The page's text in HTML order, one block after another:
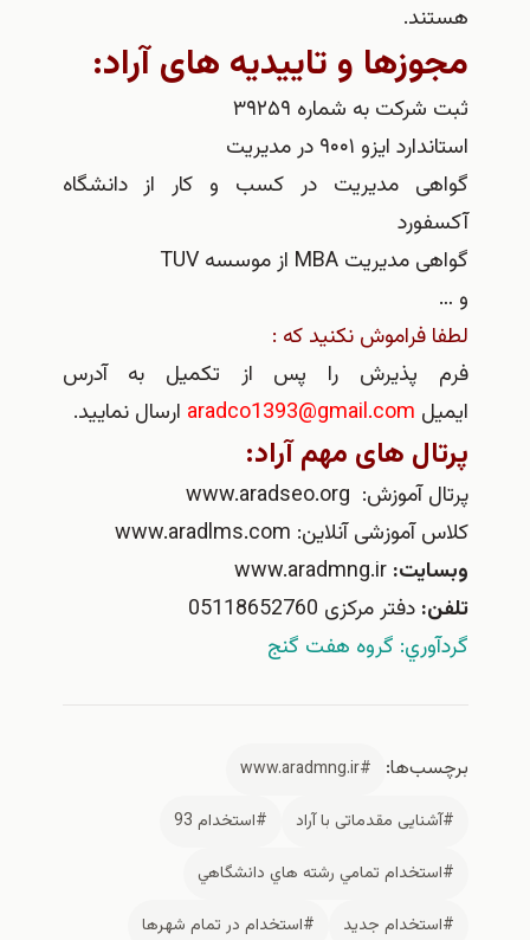
هستند.
مجوزها و تاییدیه های آراد:
ثبت شرکت به شماره ۳۹۲۵۹
استاندارد ایزو ۹۰۰۱ در مدیریت
گواهی مدیریت در کسب و کار از دانشگاه
آکسفورد
گواهی مدیریت MBA از موسسه TUV
و …
لطفا فراموش نکنید که :
فرم پذیرش را پس از تکمیل به آدرس
ایمیل aradco1393@gmail.com ارسال نمایید.
پرتال های مهم آراد:
پرتال آموزش: www.aradseo.org
کلاس آموزشی آنلاین: www.aradlms.com
وبسایت: www.aradmng.ir
تلفن: دفتر مرکزی 05118652760
گردآوري: گروه هفت گنج
برچسب‌ها:
#www.aradmng.ir
#آشنایی مقدماتی با آراد
#استخدام 93
#استخدام تمامي رشته هاي دانشگاهي
#استخدام جديد
#استخدام در تمام شهرها